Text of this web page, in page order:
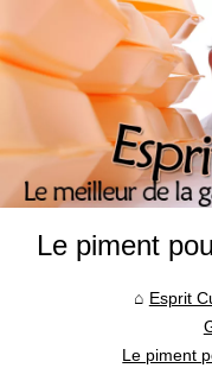
Le piment
Esprit
Le piment